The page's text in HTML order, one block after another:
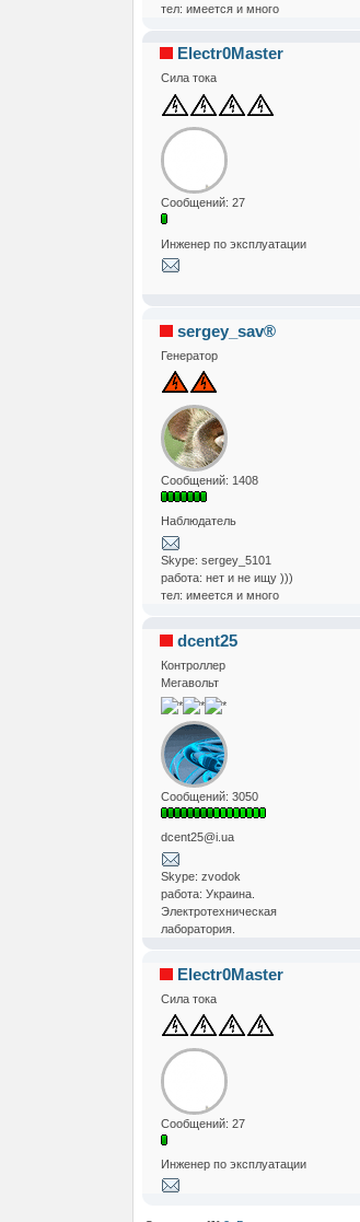
тел: имеется и много
Electr0Master
Сила тока
Сообщений: 27
Инженер по эксплуатации
sergey_sav®
Генератор
Сообщений: 1408
Наблюдатель
Skype: sergey_5101
работа: нет и не ищу )))
тел: имеется и много
dcent25
Контроллер
Мегавольт
Сообщений: 3050
dcent25@i.ua
Skype: zvodok
работа: Украина.
Электротехническая
лаборатория.
Electr0Master
Сила тока
Сообщений: 27
Инженер по эксплуатации